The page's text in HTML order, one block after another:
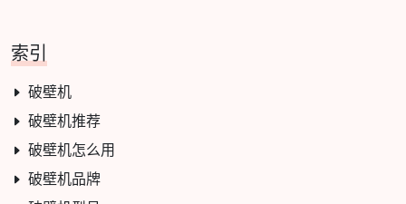
索引
破壁机
破壁机推荐
破壁机怎么用
破壁机品牌